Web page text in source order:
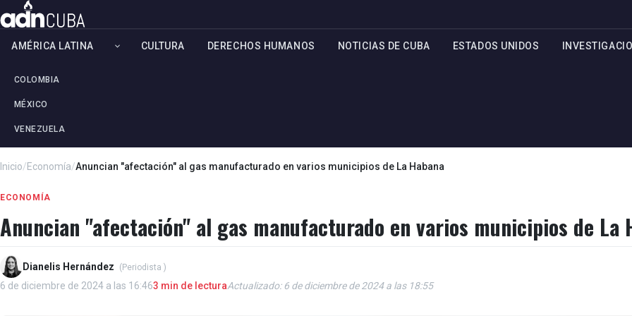
AMÉRICA LATINA
COLOMBIA
MÉXICO
VENEZUELA
CULTURA DERECHOS HUMANOS NOTICIAS DE CUBA ESTADOS UNIDOS
Inicio/Economía/Anuncian "afectación" al gas manufacturado en varios municipios de La Habana
ECONOMÍA
Anuncian "afectación" al gas manufacturado en varios municipios de La
Dianelis Hernández (Periodista )
6 de diciembre de 2024 a las 16:463 min de lecturaActualizado: 6 de diciembre de 2024 a las 18:55